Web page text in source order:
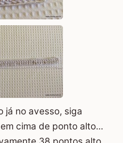
já no avesso, siga
cima de ponto alto...